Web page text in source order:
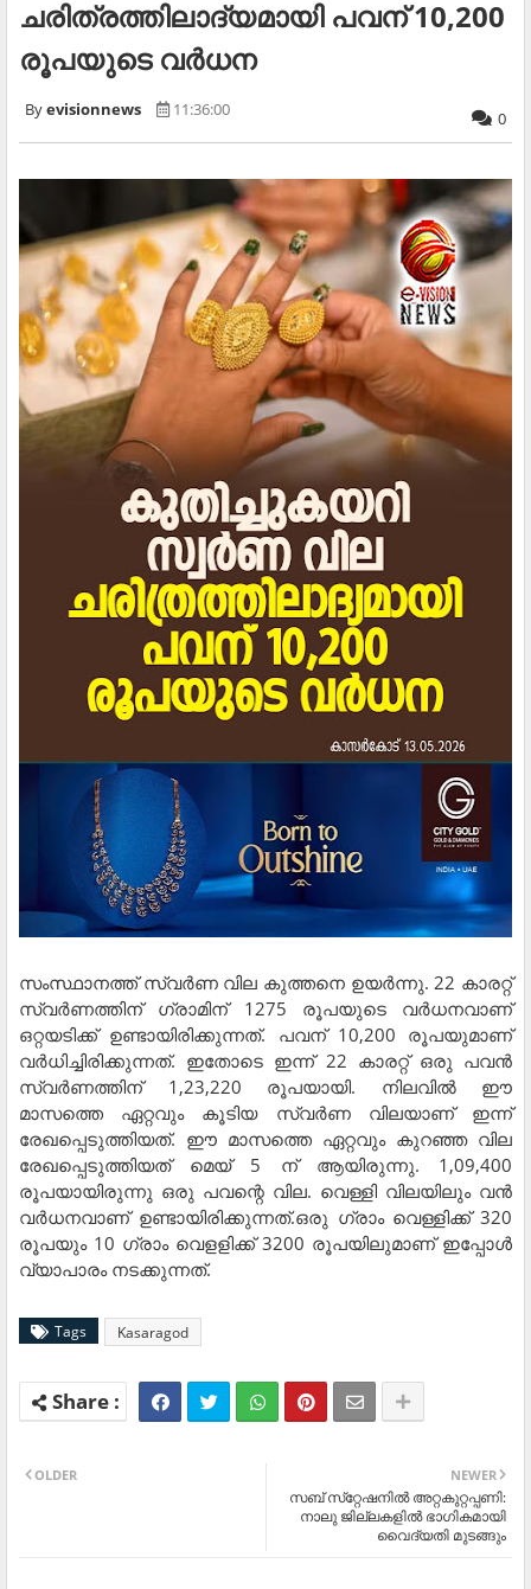
ചരിത്രത്തിലാദ്യമായി പവന് 10,200
രൂപയുടെ വര്‍ധന
evisionnews 11:36:00 0
സംസ്ഥാനത്ത് സ്വർണ വില കുത്തനെ ഉയർന്നു. 22 കാരറ്റ്
സ്വർണത്തിന് ഗ്രാമിന് 1275 രൂപയുടെ വർധനവാണ്
ഒറ്റയടിക്ക് ഉണ്ടായിരിക്കുന്നത്. പവന് 10,200 രൂപയുമാണ്
വർധിച്ചിരിക്കുന്നത്. ഇതോടെ ഇന്ന് 22 കാരറ്റ് ഒരു പവൻ
സ്വർണത്തിന് 1,23,220 രൂപയായി. നിലവിൽ ഈ
മാസത്തെ ഏറ്റവും കൂടിയ സ്വർണ വിലയാണ് ഇന്ന്
രേഖപ്പെടുത്തിയത്. ഈ മാസത്തെ ഏറ്റവും കുറഞ്ഞ വില
രേഖപ്പെടുത്തിയത് മെയ് 5 ന് ആയിരുന്നു. 1,09,400
രൂപയായിരുന്നു ഒരു പവന്റെ വില. വെള്ളി വിലയിലും വൻ
വർധനവാണ് ഉണ്ടായിരിക്കുന്നത്.ഒരു ഗ്രാം വെള്ളിക്ക് 320
രൂപയും 10 ഗ്രാം വെളളിക്ക് 3200 രൂപയിലുമാണ് ഇപ്പോൾ
വ്യാപാരം നടക്കുന്നത്.
Tags Kasaragod
NEWER
സബ് സ്‌റ്റേഷനില്‍ അറ്റകുറ്റപ്പണി:
നാലു ജില്ലകളില്‍ ഭാഗികമായി
വൈദ്യതി മുടങ്ങും
OLDER